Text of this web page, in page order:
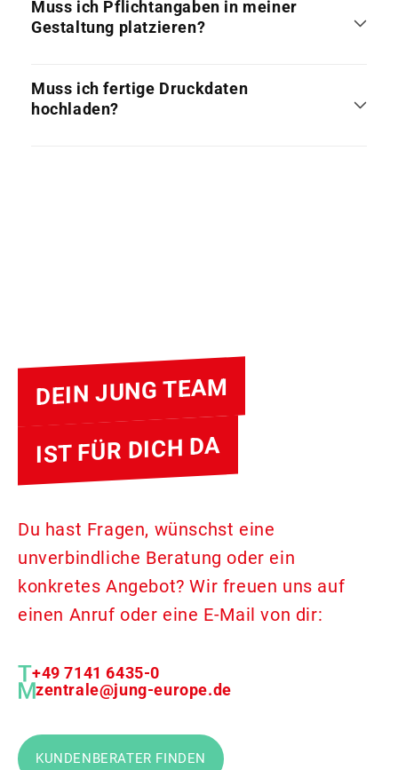
Muss ich Pflichtangaben in meiner
Gestaltung platzieren?
Muss ich fertige Druckdaten
hochladen?
DEIN JUNG TEAM
IST FÜR DICH DA
Du hast Fragen, wünschst eine
unverbindliche Beratung oder ein
konkretes Angebot? Wir freuen uns auf
einen Anruf oder eine E-Mail von dir:
+49 7141 6435-0
zentrale@jung-europe.de
KUNDENBERATER FINDEN